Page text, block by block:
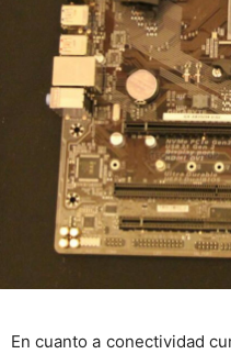
En cuanto a conectividad